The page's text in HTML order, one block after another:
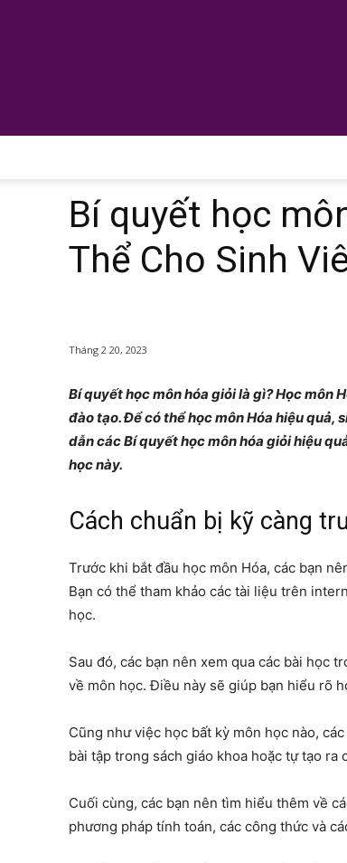
Bí quyết học
Thể Cho Sinh
Tháng 2 20, 2023
Bí quyết học môn hóa giỏi là gì? Học
đào tạo. Để có thể học môn Hóa hiệu
dẫn các Bí quyết học môn hóa giỏi hiệu
học này.
Cách chuẩn bị kỹ càng
Trước khi bắt đầu học môn Hóa, các bạn
Bạn có thể tham khảo các tài liệu trên
học.
Sau đó, các bạn nên xem qua các bài học
về môn học. Điều này sẽ giúp bạn hiểu rõ
Cũng như việc học bất kỳ môn học nào,
bài tập trong sách giáo khoa hoặc tự tạo ra
Cuối cùng, các bạn nên tìm hiểu thêm về
phương pháp tính toán, các công thức và